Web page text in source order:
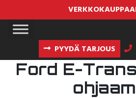
PYYDÄ TARJOUS
Ford E-